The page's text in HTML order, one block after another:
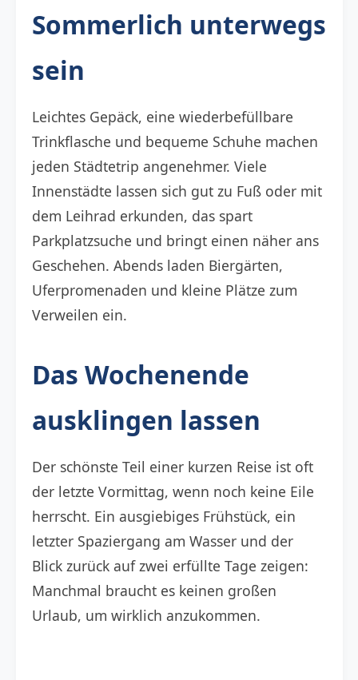
Sommerlich unterwegs
sein
Leichtes Gepäck, eine wiederbefüllbare
Trinkflasche und bequeme Schuhe machen
jeden Städtetrip angenehmer. Viele
Innenstädte lassen sich gut zu Fuß oder mit
dem Leihrad erkunden, das spart
Parkplatzsuche und bringt einen näher ans
Geschehen. Abends laden Biergärten,
Uferpromenaden und kleine Plätze zum
Verweilen ein.
Das Wochenende
ausklingen lassen
Der schönste Teil einer kurzen Reise ist oft
der letzte Vormittag, wenn noch keine Eile
herrscht. Ein ausgiebiges Frühstück, ein
letzter Spaziergang am Wasser und der
Blick zurück auf zwei erfüllte Tage zeigen:
Manchmal braucht es keinen großen
Urlaub, um wirklich anzukommen.